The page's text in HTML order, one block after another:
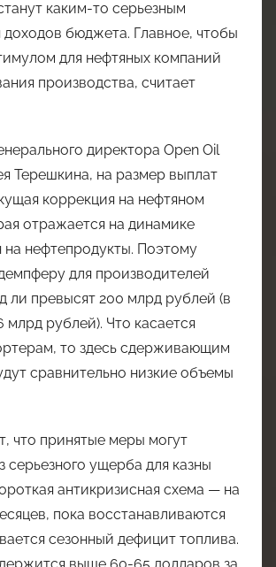
каким-то серьезным
доходов бюджета. Главное, чтобы
для нефтяных компаний
производства, считает
директора Open Oil
Терешкина, на размер выплат
коррекция на нефтяном
отражается на динамике
на нефтепродукты. Поэтому
для производителей
ли превысят 200 млрд рублей (в
рублей). Что касается
то здесь сдерживающим
сравнительно низкие объемы
что принятые меры могут
серьезного ущерба для казны
антикризисная схема — на
пока восстанавливаются
сезонный дефицит топлива.